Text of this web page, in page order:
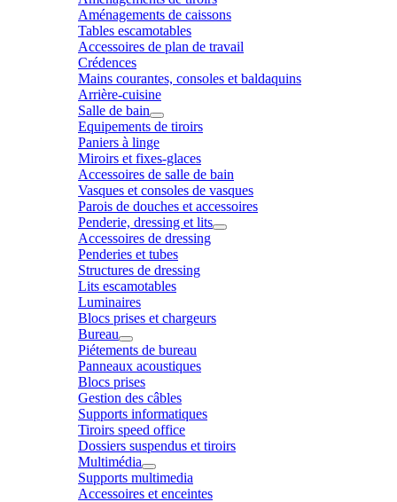
Aménagements de caissons
Tables escamotables
Accessoires de plan de travail
Crédences
Mains courantes, consoles et baldaquins
Arrière-cuisine
Salle de bain
Equipements de tiroirs
Paniers à linge
Miroirs et fixes-glaces
Accessoires de salle de bain
Vasques et consoles de vasques
Parois de douches et accessoires
Penderie, dressing et lits
Accessoires de dressing
Penderies et tubes
Structures de dressing
Lits escamotables
Luminaires
Blocs prises et chargeurs
Bureau
Piétements de bureau
Panneaux acoustiques
Blocs prises
Gestion des câbles
Supports informatiques
Tiroirs speed office
Dossiers suspendus et tiroirs
Multimédia
Supports multimedia
Accessoires et enceintes